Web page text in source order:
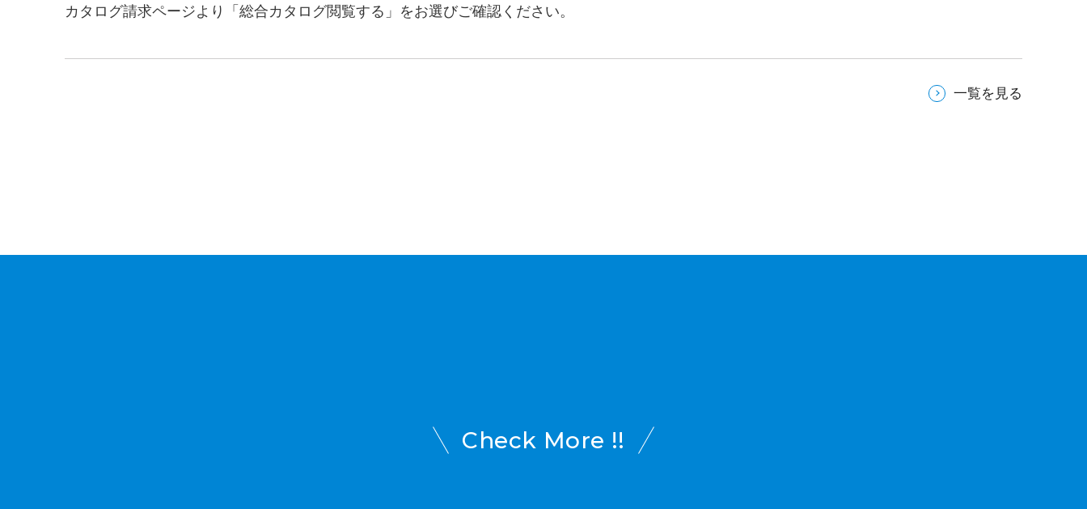
カタログ請求ページより「総合カタログ閲覧する」をお選びご確認ください。
一覧を見る
Check More !!